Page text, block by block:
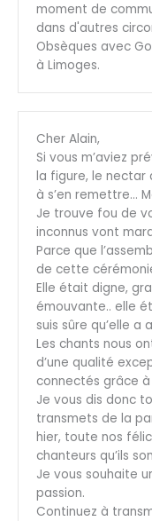
moment de
dans d'autres
Obsèques avec
à Limoges.
Cher Alain,
Si vous m’aviez
la figure, le nectar
à s’en remettre…
Je trouve fou de
inconnus vont
Parce que
de cette
Elle était digne,
émouvante.. elle
suis sûre qu’elle a
Les chants nous
d’une qualité
connectés grâce à
Je vous dis donc
transmets de la
hier, toute nos
chanteurs qu’ils
Je vous souhaite
passion.
Continuez à